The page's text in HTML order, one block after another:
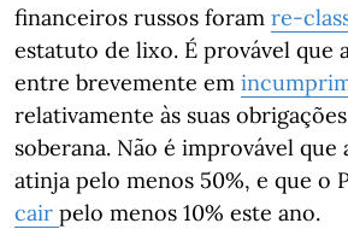
financeiros russos foram re-
estatuto de lixo. É provável que
entre brevemente em
relativamente às suas
soberana. Não é improvável que
atinja pelo menos 50%, e que o
cair pelo menos 10% este ano.